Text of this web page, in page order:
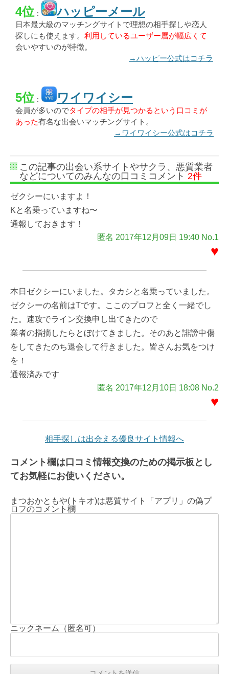
4位 ： ハッピーメール
日本最大級のマッチングサイトで理想の相手探しや恋人
探しにも使えます。 利用しているユーザー層が幅広くて
会いやすいのが特徴。
→ハッピー公式はコチラ
5位 ： ワイワイシー
会員が多いのでタイプの相手が見つかるという口コミが
あった有名な出会いマッチングサイト。
→ワイワイシー公式はコチラ
この記事の出会い系サイトやサクラ、悪質業者
などについてのみんなの口コミコメント 2件
ゼクシーにいますよ！
Kと名乗っていますね〜
通報しておきます！
匿名 2017年12月09日 19:40 No.1
♥
本日ゼクシーにいました。タカシと名乗っていました。
ゼクシーの名前はTです。ここのプロフと全く一緒でし
た。速攻でライン交換申し出てきたので
業者の指摘したらとぼけてきました。そのあと誹謗中傷
をしてきたのち退会して行きました。皆さんお気をつけ
を！
通報済みです
匿名 2017年12月10日 18:08 No.2
♥
相手探しは出会える優良サイト情報へ
コメント欄は口コミ情報交換のための掲示板とし
てお気軽にお使いください。
まつおかともや(トキオ)は悪質サイト「アプリ」の偽プ
ロフのコメント欄
ニックネーム（匿名可）